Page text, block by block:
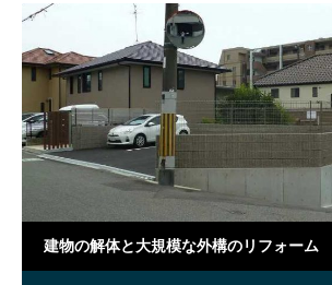
建物の解体と大規模な外構のリフォーム